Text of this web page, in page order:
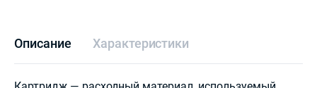
Описание Характеристики